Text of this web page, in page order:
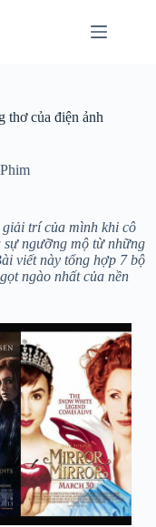
thơ của điện ảnh
Phim
trí của mình khi cô
sự ngưỡng mộ từ những
viết này tổng hợp 7 bộ
ngào nhất của nền